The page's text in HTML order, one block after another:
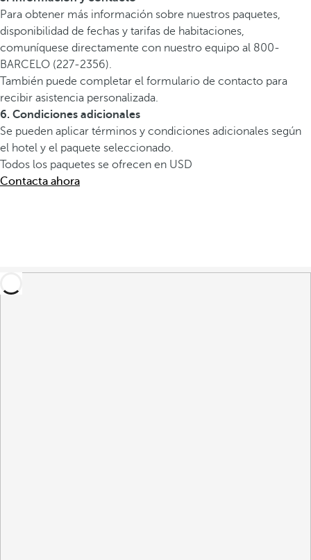
Para obtener más información sobre nuestros paquetes,
disponibilidad de fechas y tarifas de habitaciones,
comuníquese directamente con nuestro equipo al 800-
BARCELO (227-2356).
También puede completar el formulario de contacto para
recibir asistencia personalizada.
6. Condiciones adicionales
Se pueden aplicar términos y condiciones adicionales según
el hotel y el paquete seleccionado.
Todos los paquetes se ofrecen en USD
Contacta ahora